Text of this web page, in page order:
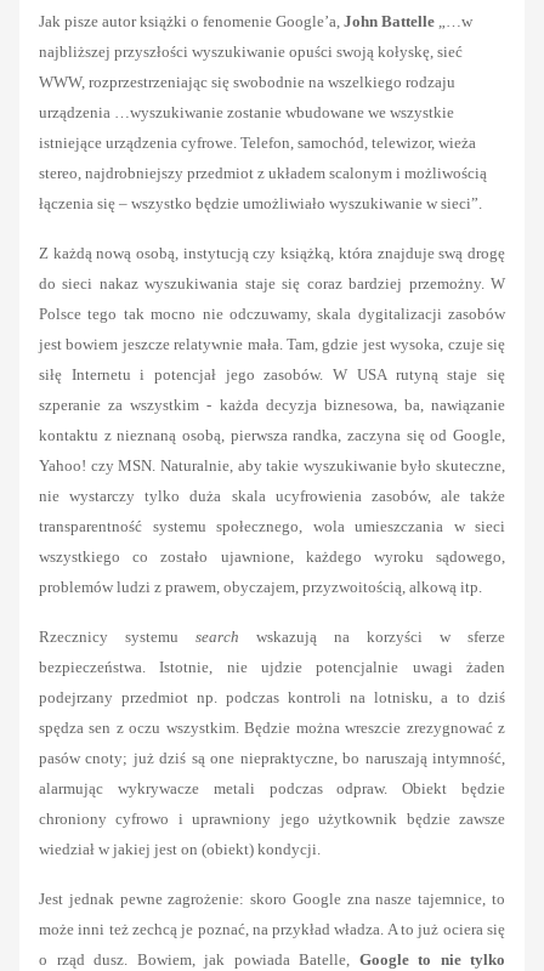
Jak pisze autor książki o fenomenie Google’a, John Battelle „…w
najbliższej przyszłości wyszukiwanie opuści swoją kołyskę, sieć
WWW, rozprzestrzeniając się swobodnie na wszelkiego rodzaju
urządzenia …wyszukiwanie zostanie wbudowane we wszystkie
istniejące urządzenia cyfrowe. Telefon, samochód, telewizor, wieża
stereo, najdrobniejszy przedmiot z układem scalonym i możliwością
łączenia się – wszystko będzie umożliwiało wyszukiwanie w sieci”.
Z każdą nową osobą, instytucją czy książką, która znajduje swą drogę
do sieci nakaz wyszukiwania staje się coraz bardziej przemożny. W
Polsce tego tak mocno nie odczuwamy, skala dygitalizacji zasobów
jest bowiem jeszcze relatywnie mała. Tam, gdzie jest wysoka, czuje się
siłę Internetu i potencjał jego zasobów. W USA rutyną staje się
szperanie za wszystkim - każda decyzja biznesowa, ba, nawiązanie
kontaktu z nieznaną osobą, pierwsza randka, zaczyna się od Google,
Yahoo! czy MSN. Naturalnie, aby takie wyszukiwanie było skuteczne,
nie wystarczy tylko duża skala ucyfrowienia zasobów, ale także
transparentność systemu społecznego, wola umieszczania w sieci
wszystkiego co zostało ujawnione, każdego wyroku sądowego,
problemów ludzi z prawem, obyczajem, przyzwoitością, alkową itp.
Rzecznicy systemu search wskazują na korzyści w sferze
bezpieczeństwa. Istotnie, nie ujdzie potencjalnie uwagi żaden
podejrzany przedmiot np. podczas kontroli na lotnisku, a to dziś
spędza sen z oczu wszystkim. Będzie można wreszcie zrezygnować z
pasów cnoty; już dziś są one niepraktyczne, bo naruszają intymność,
alarmując wykrywacze metali podczas odpraw. Obiekt będzie
chroniony cyfrowo i uprawniony jego użytkownik będzie zawsze
wiedział w jakiej jest on (obiekt) kondycji.
Jest jednak pewne zagrożenie: skoro Google zna nasze tajemnice, to
może inni też zechcą je poznać, na przykład władza. A to już ociera się
o rząd dusz. Bowiem, jak powiada Batelle, Google to nie tylko